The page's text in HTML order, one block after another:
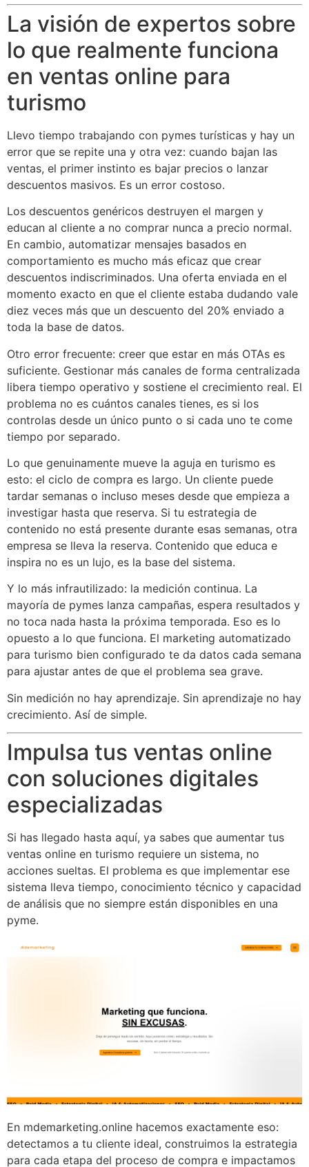
La visión de expertos sobre
lo que realmente funciona
en ventas online para
turismo
Llevo tiempo trabajando con pymes turísticas y hay un
error que se repite una y otra vez: cuando bajan las
ventas, el primer instinto es bajar precios o lanzar
descuentos masivos. Es un error costoso.
Los descuentos genéricos destruyen el margen y
educan al cliente a no comprar nunca a precio normal.
En cambio, automatizar mensajes basados en
comportamiento es mucho más eficaz que crear
descuentos indiscriminados. Una oferta enviada en el
momento exacto en que el cliente estaba dudando vale
diez veces más que un descuento del 20% enviado a
toda la base de datos.
Otro error frecuente: creer que estar en más OTAs es
suficiente. Gestionar más canales de forma centralizada
libera tiempo operativo y sostiene el crecimiento real. El
problema no es cuántos canales tienes, es si los
controlas desde un único punto o si cada uno te come
tiempo por separado.
Lo que genuinamente mueve la aguja en turismo es
esto: el ciclo de compra es largo. Un cliente puede
tardar semanas o incluso meses desde que empieza a
investigar hasta que reserva. Si tu estrategia de
contenido no está presente durante esas semanas, otra
empresa se lleva la reserva. Contenido que educa e
inspira no es un lujo, es la base del sistema.
Y lo más infrautilizado: la medición continua. La
mayoría de pymes lanza campañas, espera resultados y
no toca nada hasta la próxima temporada. Eso es lo
opuesto a lo que funciona. El marketing automatizado
para turismo bien configurado te da datos cada semana
para ajustar antes de que el problema sea grave.
Sin medición no hay aprendizaje. Sin aprendizaje no hay
crecimiento. Así de simple.
Impulsa tus ventas online
con soluciones digitales
especializadas
Si has llegado hasta aquí, ya sabes que aumentar tus
ventas online en turismo requiere un sistema, no
acciones sueltas. El problema es que implementar ese
sistema lleva tiempo, conocimiento técnico y capacidad
de análisis que no siempre están disponibles en una
pyme.
En mdemarketing.online hacemos exactamente eso:
detectamos a tu cliente ideal, construimos la estrategia
para cada etapa del proceso de compra e impactamos